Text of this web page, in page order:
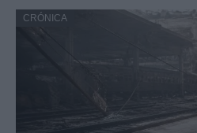
CRÓNICA